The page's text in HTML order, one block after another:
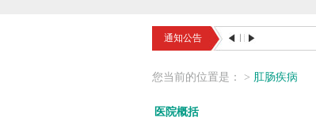
通知公告
您当前的位置是 ： > 肛肠疾病
医院概括